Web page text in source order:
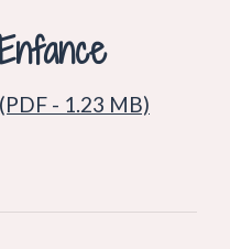
- 1.23 MB)